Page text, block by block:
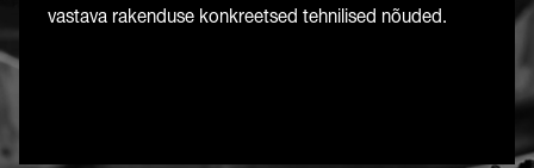
vastava rakenduse konkreetsed tehnilised nõuded.